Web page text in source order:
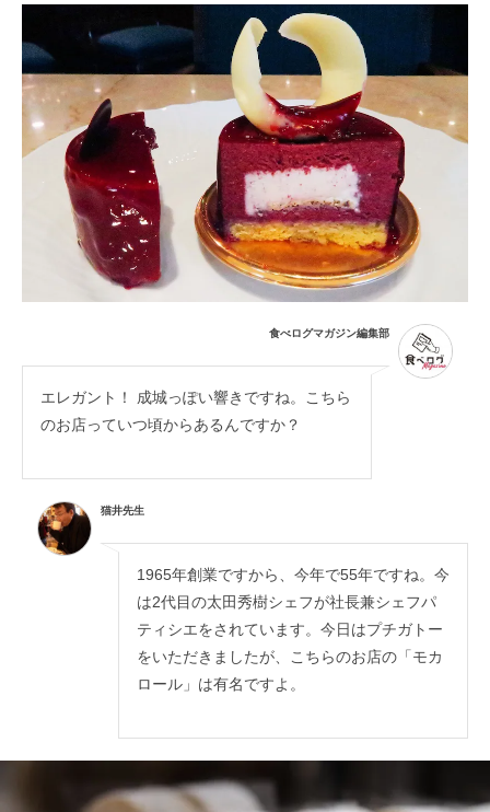
食べログマガジン編集部
エレガント！ 成城っぽい響きですね。こちら
のお店っていつ頃からあるんですか？
猫井先生
1965年創業ですから、今年で55年ですね。今
は2代目の太田秀樹シェフが社長兼シェフパ
ティシエをされています。今日はプチガトー
をいただきましたが、こちらのお店の「モカ
ロール」は有名ですよ。